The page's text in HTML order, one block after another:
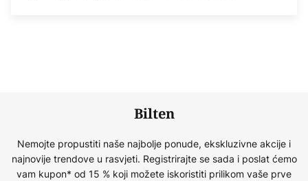
Bilten
Nemojte propustiti naše najbolje ponude, ekskluzivne akcije i
najnovije trendove u rasvjeti. Registrirajte se sada i poslat ćemo
vam kupon* od 15 % koji možete iskoristiti prilikom vaše prve